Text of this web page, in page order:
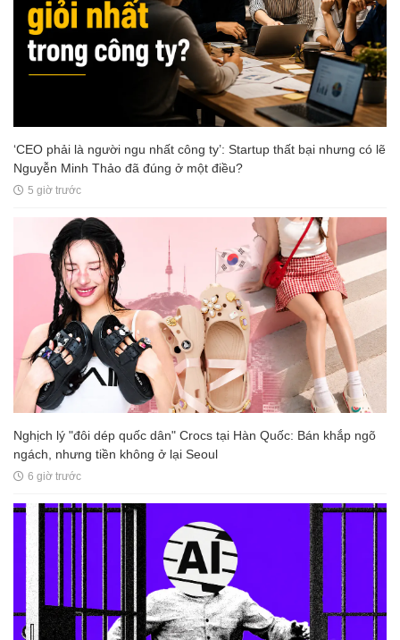
‘CEO phải là người ngu nhất công ty’: Startup thất bại nhưng có lẽ
Nguyễn Minh Thảo đã đúng ở một điều?
5 giờ trước
Nghịch lý "đôi dép quốc dân" Crocs tại Hàn Quốc: Bán khắp ngõ
ngách, nhưng tiền không ở lại Seoul
6 giờ trước